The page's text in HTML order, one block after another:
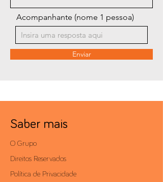
Acompanhante (nome 1 pessoa)
Enviar
Saber mais
O Grupo
Direitos Reservados
Política de Privacidade